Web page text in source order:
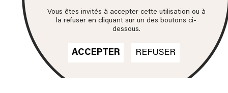
Vous êtes invités à accepter cette utilisation ou à
la refuser en cliquant sur un des boutons ci-
dessous.
ACCEPTER REFUSER